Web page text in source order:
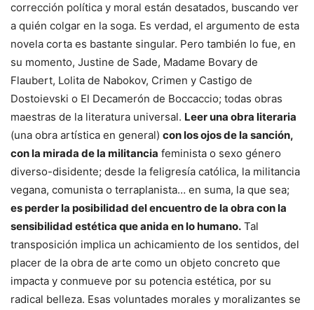
corrección política y moral están desatados, buscando ver
a quién colgar en la soga. Es verdad, el argumento de esta
novela corta es bastante singular. Pero también lo fue, en
su momento, Justine de Sade, Madame Bovary de
Flaubert, Lolita de Nabokov, Crimen y Castigo de
Dostoievski o El Decamerón de Boccaccio; todas obras
maestras de la literatura universal. Leer una obra literaria
(una obra artística en general) con los ojos de la sanción,
con la mirada de la militancia feminista o sexo género
diverso-disidente; desde la feligresía católica, la militancia
vegana, comunista o terraplanista… en suma, la que sea;
es perder la posibilidad del encuentro de la obra con la
sensibilidad estética que anida en lo humano. Tal
transposición implica un achicamiento de los sentidos, del
placer de la obra de arte como un objeto concreto que
impacta y conmueve por su potencia estética, por su
radical belleza. Esas voluntades morales y moralizantes se